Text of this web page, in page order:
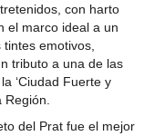
con harto
el marco ideal a un
emotivos,
tributo a una de las
‘Ciudad Fuerte y
del Prat fue el mejor